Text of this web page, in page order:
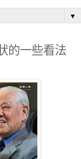
▼
的一些看法